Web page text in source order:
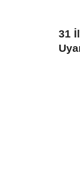
31